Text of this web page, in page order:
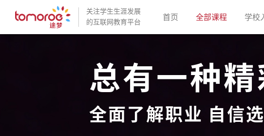
关注学生生涯发展
的互联网教育平台
首页(current)全部课程(current)
学校
总有一种
全面了解职业 自信